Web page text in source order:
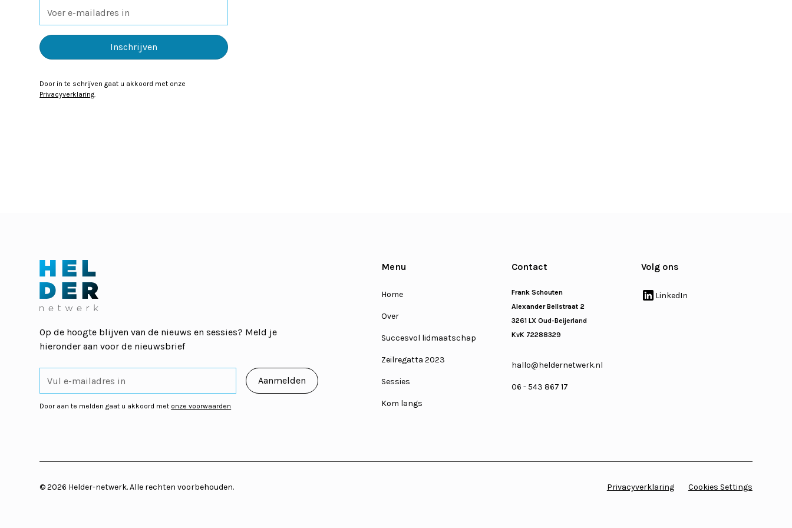
Door in te schrijven gaat u akkoord met onze
Privacyverklaring.
Op de hoogte blijven van de nieuws en sessies? Meld je
hieronder aan voor de nieuwsbrief
Door aan te melden gaat u akkoord met onze voorwaarden
Menu
Home
Over
Succesvol lidmaatschap
Zeilregatta 2023
Sessies
Kom langs
Contact
Frank Schouten
Alexander Bellstraat 2
3261 LX Oud-Beijerland
KvK 72288329
hallo@heldernetwerk.nl
06 - 543 867 17
Volg ons
LinkedIn
©2026 Helder-netwerk. Alle rechten voorbehouden. Privacyverklaring Cookies Settings